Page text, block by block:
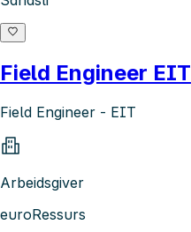
Field Engineer EIT
Field Engineer - EIT
Arbeidsgiver
euroRessurs